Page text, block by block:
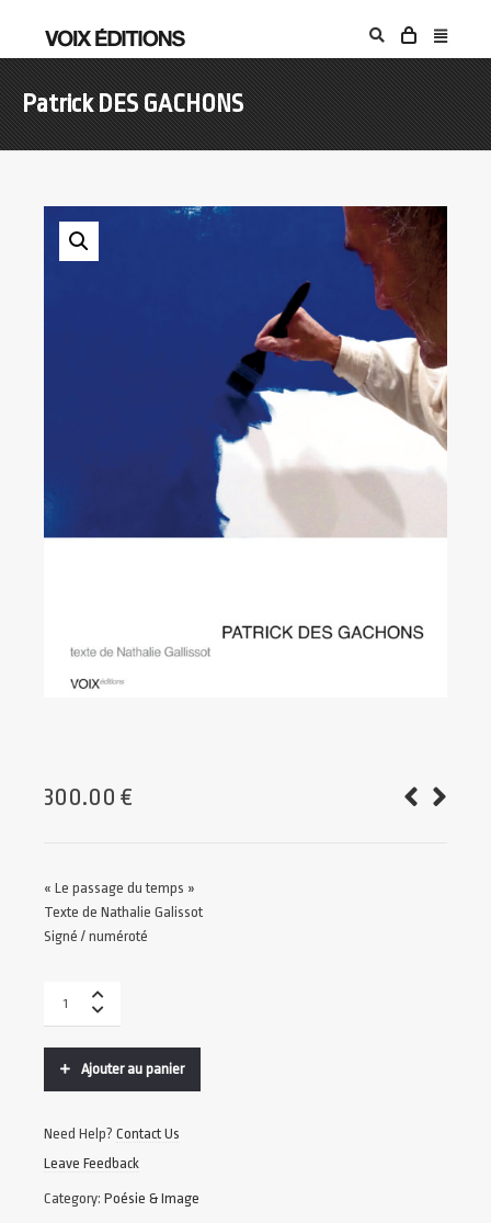
Patrick DES GACHONS
300.00 €
« Le passage du temps »
Texte de Nathalie Galissot
Signé / numéroté
Ajouter au panier
Need Help? Contact Us
Leave Feedback
Category: Poésie & Image